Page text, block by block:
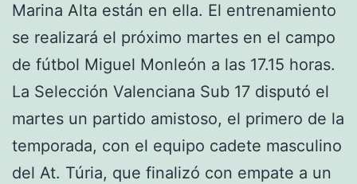
Marina Alta están en ella. El entrenamiento
se realizará el próximo martes en el campo
de fútbol Miguel Monleón a las 17.15 horas.
La Selección Valenciana Sub 17 disputó el
martes un partido amistoso, el primero de la
temporada, con el equipo cadete masculino
del At. Túria, que finalizó con empate a un